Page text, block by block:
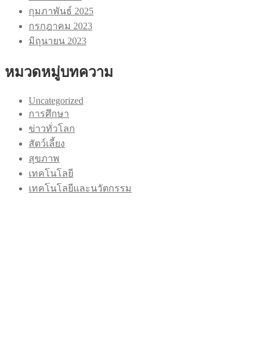
กุมภาพันธ์ 2025
กรกฎาคม 2023
มิถุนายน 2023
หมวดหมู่บทความ
Uncategorized
การศึกษา
ข่าวทั่วโลก
สัตว์เลี้ยง
สุขภาพ
เทคโนโลยี
เทคโนโลยีและนวัตกรรม